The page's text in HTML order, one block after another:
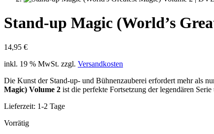
Stand-up Magic (World’s
14,95 €
inkl. 19 % MwSt. zzgl. Versandkosten
Die Kunst der Stand-up- und Bühnenzauberei erfordert mehr als
Magic) Volume 2 ist die perfekte Fortsetzung der legendären
Lieferzeit: 1-2 Tage
Vorrätig